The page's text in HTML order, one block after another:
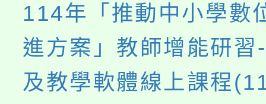
程，歡迎學生輔導中心
心理、諮商輔導、社會
系所師生報名參加。
114年「推動中小學數
進方案」教師增能研習
及教學軟體線上課程